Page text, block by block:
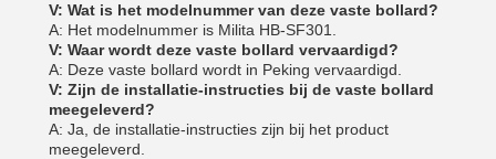
V: Wat is het modelnummer van deze vaste bollard?
A: Het modelnummer is Milita HB-SF301.
V: Waar wordt deze vaste bollard vervaardigd?
A: Deze vaste bollard wordt in Peking vervaardigd.
V: Zijn de installatie-instructies bij de vaste bollard
meegeleverd?
A: Ja, de installatie-instructies zijn bij het product
meegeleverd.